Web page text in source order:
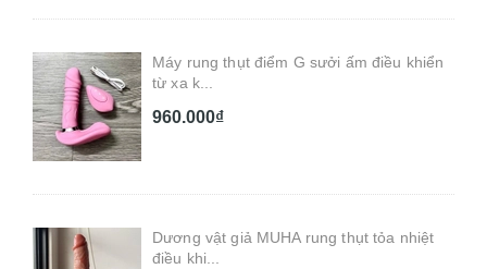
Máy rung thụt điểm G sưởi ấm điều khiển
từ xa k...
960.000₫
Dương vật giả MUHA rung thụt tỏa nhiệt
điều khi...